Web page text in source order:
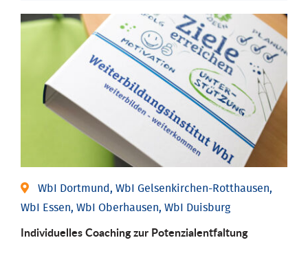
WbI Dortmund, WbI Gelsenkirchen-Rotthausen,
WbI Essen, WbI Oberhausen, WbI Duisburg
Individuelles Coaching zur Potenzialentfaltung